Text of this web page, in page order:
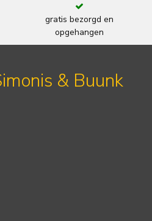
gratis bezorgd en
opgehangen
& Buunk